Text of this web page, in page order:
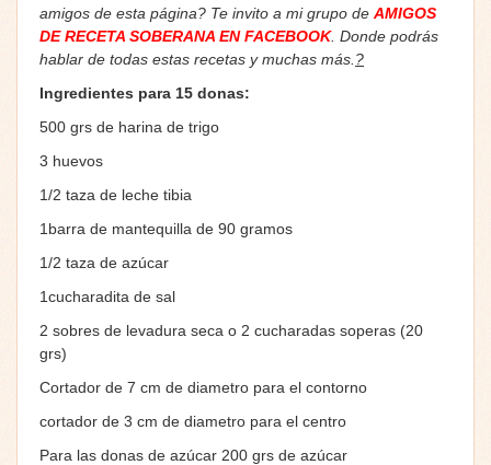
amigos de esta página? Te invito a mi grupo de AMIGOS
DE RECETA SOBERANA EN FACEBOOK. Donde podrás
hablar de todas estas recetas y muchas más. ?
Ingredientes para 15 donas:
500 grs de harina de trigo
3 huevos
1/2 taza de leche tibia
1barra de mantequilla de 90 gramos
1/2 taza de azúcar
1cucharadita de sal
2 sobres de levadura seca o 2 cucharadas soperas (20
grs)
Cortador de 7 cm de diametro para el contorno
cortador de 3 cm de diametro para el centro
Para las donas de azúcar 200 grs de azúcar